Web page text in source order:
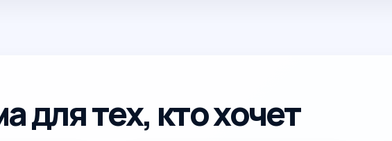
для тех, кто хочет